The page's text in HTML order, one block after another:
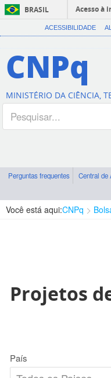
BRASIL
Acesso à
ACESSIBILIDADE
CNPq
MINISTÉRIO DA CIÊNCIA,
Perguntas frequentes Central de
Você está aqui:CNPq
Projetos
País